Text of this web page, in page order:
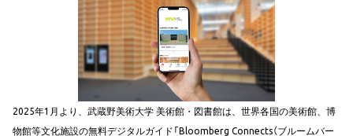
2025年1月より、武蔵野美術大学 美術館・図書館は、世界各国の美術館、博
物館等文化施設の無料デジタルガイド「Bloomberg Connects（ブルームバー